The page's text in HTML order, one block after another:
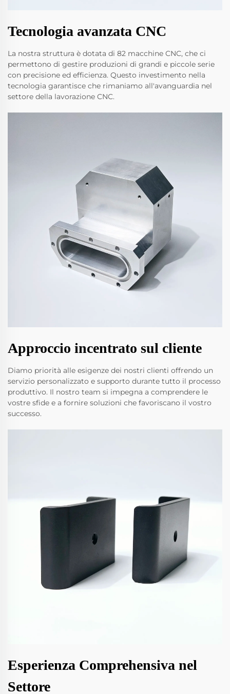
Tecnologia avanzata CNC
La nostra struttura è dotata di 82 macchine CNC, che ci
permettono di gestire produzioni di grandi e piccole serie
con precisione ed efficienza. Questo investimento nella
tecnologia garantisce che rimaniamo all'avanguardia nel
settore della lavorazione CNC.
Approccio incentrato sul cliente
Diamo priorità alle esigenze dei nostri clienti offrendo un
servizio personalizzato e supporto durante tutto il processo
produttivo. Il nostro team si impegna a comprendere le
vostre sfide e a fornire soluzioni che favoriscano il vostro
successo.
Esperienza Comprehensiva nel
Settore